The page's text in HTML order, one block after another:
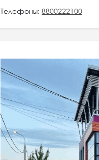
Телефоны: 8800222100